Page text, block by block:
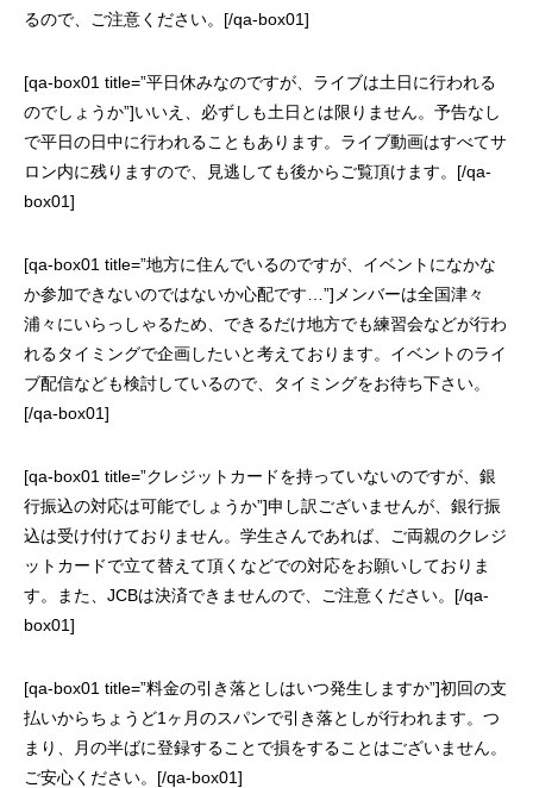
るので、ご注意ください。[/qa-box01]
[qa-box01 title=”平日休みなのですが、ライブは土日に行われる
のでしょうか”]いいえ、必ずしも土日とは限りません。予告なし
で平日の日中に行われることもあります。ライブ動画はすべてサ
ロン内に残りますので、見逃しても後からご覧頂けます。[/qa-
box01]
[qa-box01 title=”地方に住んでいるのですが、イベントになかな
か参加できないのではないか心配です…”]メンバーは全国津々
浦々にいらっしゃるため、できるだけ地方でも練習会などが行わ
れるタイミングで企画したいと考えております。イベントのライ
ブ配信なども検討しているので、タイミングをお待ち下さい。
[/qa-box01]
[qa-box01 title=”クレジットカードを持っていないのですが、銀
行振込の対応は可能でしょうか”]申し訳ございませんが、銀行振
込は受け付けておりません。学生さんであれば、ご両親のクレジ
ットカードで立て替えて頂くなどでの対応をお願いしておりま
す。また、JCBは決済できませんので、ご注意ください。[/qa-
box01]
[qa-box01 title=”料金の引き落としはいつ発生しますか”]初回の支
払いからちょうど1ヶ月のスパンで引き落としが行われます。つ
まり、月の半ばに登録することで損をすることはございません。
ご安心ください。[/qa-box01]